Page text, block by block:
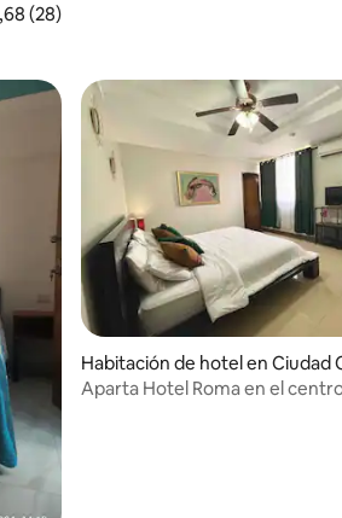
promedio: 4,68 de 5. 28
(28)
Habitación de hotel en Ciudad
onial
Aparta Hotel Roma en el